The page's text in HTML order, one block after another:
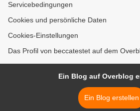
Servicebedingungen
Cookies und persönliche Daten
Cookies-Einstellungen
Das Profil von beccatestet auf dem
Ein Blog auf Overblog
Ein Blog erstellen